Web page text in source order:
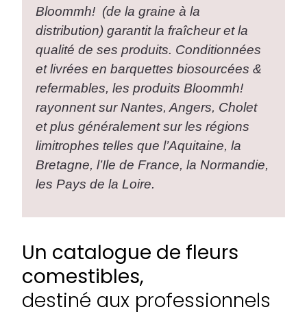
Bloommh! (de la graine à la
distribution) garantit la fraîcheur et la
qualité de ses produits. Conditionnées
et livrées en barquettes biosourcées &
refermables, les produits Bloommh!
rayonnent sur Nantes, Angers, Cholet
et plus généralement sur les régions
limitrophes telles que l’Aquitaine, la
Bretagne, l’Ile de France, la Normandie,
les Pays de la Loire.
Un catalogue de fleurs
comestibles,
destiné aux professionnels